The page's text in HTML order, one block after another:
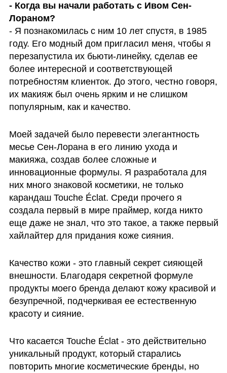
- Когда вы начали работать с Ивом Сен-
- Я познакомилась с ним 10 лет спустя, в 1985
году. Его модный дом пригласил меня, чтобы я
перезапустила их бьюти-линейку, сделав ее
более интересной и соответствующей
потребностям клиенток. До этого, честно говоря,
их макияж был очень ярким и не слишком
популярным, как и качество.
Моей задачей было перевести элегантность
месье Сен-Лорана в его линию ухода и
макияжа, создав более сложные и
инновационные формулы. Я разработала для
них много знаковой косметики, не только
карандаш Touche Éclat. Среди прочего я
создала первый в мире праймер, когда никто
еще даже не знал, что это такое, а также первый
хайлайтер для придания коже сияния.
Качество кожи - это главный секрет сияющей
внешности. Благодаря секретной формуле
продукты моего бренда делают кожу красивой и
безупречной, подчеркивая ее естественную
красоту и сияние.
Что касается Touche Éclat - это действительно
уникальный продукт, который старались
повторить многие косметические бренды, но